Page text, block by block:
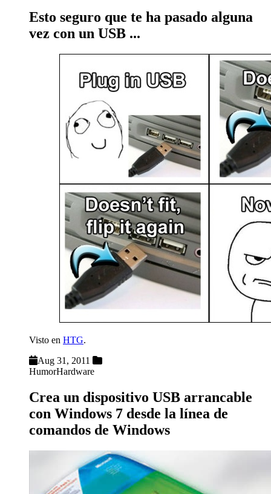
Esto seguro que te ha pasado alguna
vez con un USB ...
Visto en HTG.
Aug 31, 2011
HumorHardware
Crea un dispositivo USB arrancable
con Windows 7 desde la línea de
comandos de Windows